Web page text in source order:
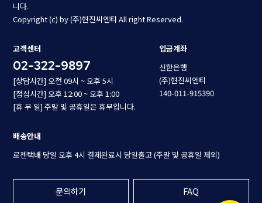
니다.
Copyright (c) by (주)현진씨엔티 All right Reserved.
고객센터
02-322-9897
[상담시간] 오전 09시 ~ 오후 5시
[점심시간] 오후 12:00 ~ 오후 1:00
[휴 무 일] 주말 및 공휴일은 휴무입니다.
입금계좌
신한은행
(주)현진씨엔티
140-011-915390
배송안내
로젠택배 당일 오후 4시 결제완료시 당일출고 (주말 및 공휴일 제외)
문의하기 FAQ